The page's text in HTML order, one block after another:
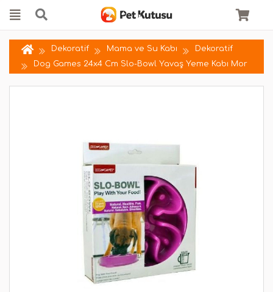
Dekoratif Mama ve Su Kabı
Dekoratif
Dog Games 24x4 Cm Slo-Bowl Yavaş Yeme Kabı Mor